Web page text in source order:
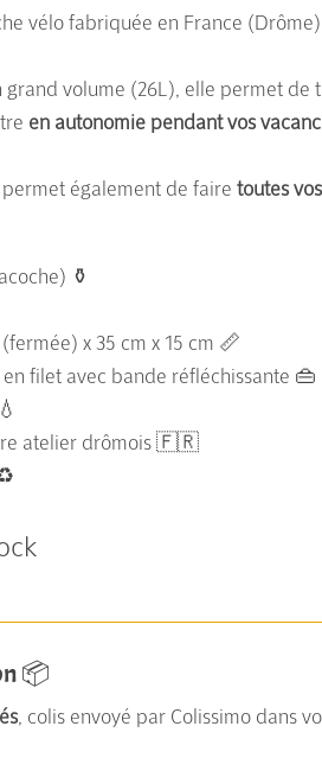
vélo fabriquée en France
grand volume (26L), elle permet
en autonomie pendant vos
également de faire toutes
⚱️
x 35 cm x 15 cm 📏
filet avec bande réfléchissante 👜
💧
atelier drômois 🇫🇷
📦
, colis envoyé par Colissimo dans